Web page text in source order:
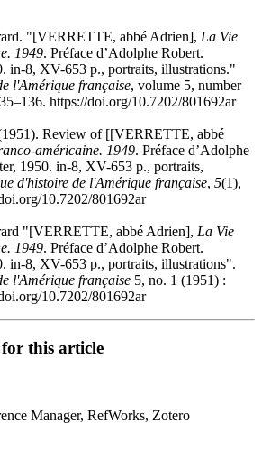
"[VERRETTE, abbé Adrien], La Vie
1949. Préface d’Adolphe Robert.
in-8, XV-653 p., portraits, illustrations."
l'Amérique française, volume 5, number
https://doi.org/10.7202/801692ar
Review of [[VERRETTE, abbé
américaine. 1949. Préface d’Adolphe
1950. in-8, XV-653 p., portraits,
d'histoire de l'Amérique française, 5(1),
10.7202/801692ar
"[VERRETTE, abbé Adrien], La Vie
1949. Préface d’Adolphe Robert.
in-8, XV-653 p., portraits, illustrations".
l'Amérique française 5, no. 1 (1951) :
10.7202/801692ar
this article
Manager, RefWorks, Zotero